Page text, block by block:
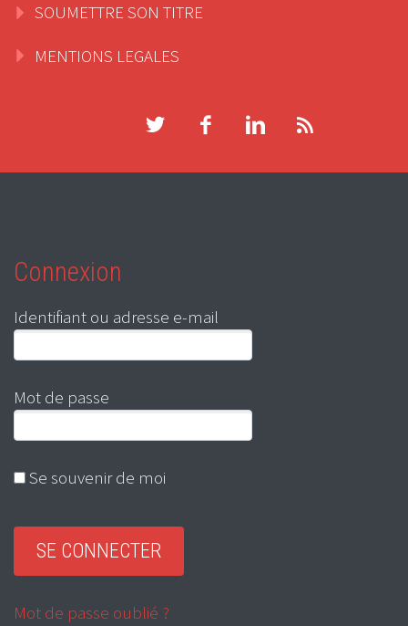
SOUMETTRE SON TITRE
MENTIONS LEGALES
Connexion
Identifiant ou adresse e-mail
Mot de passe
Se souvenir de moi
Mot de passe oublié ?